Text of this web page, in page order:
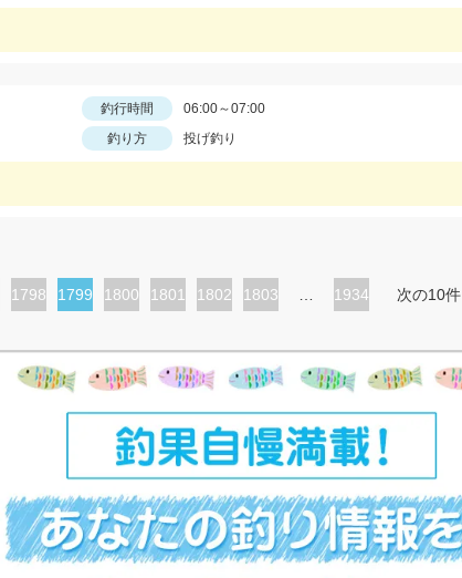
釣行時間
06:00～07:00
釣り方 投げ釣り
ペ
1798
カ
ト
ジ
1799
ペ
1800
ペ
1801
ペ
1802
ペ
1803 1934 次の10件